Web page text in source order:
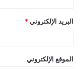
البريد الإلكتروني *
الموقع الإلكتروني